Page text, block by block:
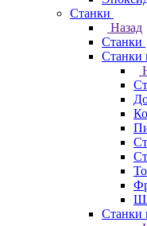
Станки
Назад
Станки
Станки
Станки